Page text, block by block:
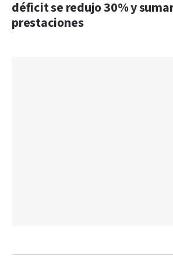
déficit se redujo 30% y
prestaciones